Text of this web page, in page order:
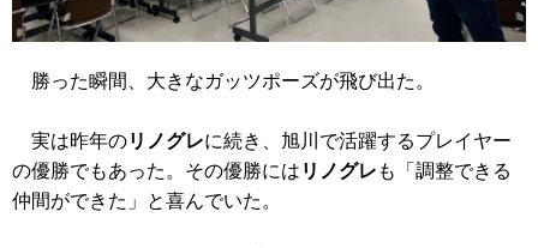
勝った瞬間、大きなガッツポーズが飛び出た。
実は昨年のリノグレに続き、旭川で活躍するプレイヤー
の優勝でもあった。その優勝には リノグレ も「調整できる
仲間ができた」と喜んでいた。